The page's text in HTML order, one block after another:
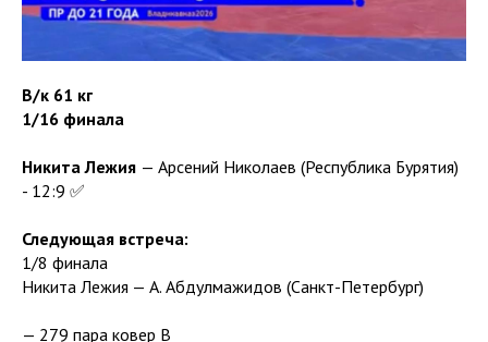
В/к 61 кг
1/16 финала
Никита Лежия — Арсений Николаев (Республика Бурятия)
- 12:9 ✅
Следующая встреча:
1/8 финала
Никита Лежия — А. Абдулмажидов (Санкт-Петербург)
— 279 пара ковер В